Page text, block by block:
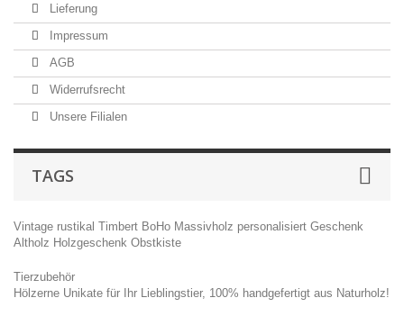
Lieferung
Impressum
AGB
Widerrufsrecht
Unsere Filialen
TAGS
Vintage rustikal Timbert BoHo Massivholz personalisiert Geschenk
Altholz Holzgeschenk Obstkiste
Tierzubehör
Hölzerne Unikate für Ihr Lieblingstier, 100% handgefertigt aus Naturholz!